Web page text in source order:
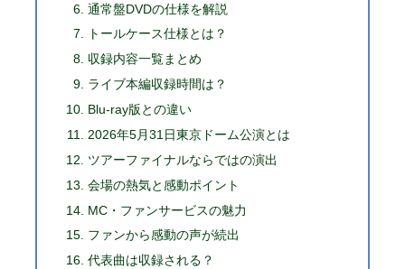
通常盤DVDの仕様を解説
トールケース仕様とは？
収録内容一覧まとめ
ライブ本編収録時間は？
Blu-ray版との違い
2026年5月31日東京ドーム公演とは
ツアーファイナルならではの演出
会場の熱気と感動ポイント
MC・ファンサービスの魅力
ファンから感動の声が続出
代表曲は収録される？